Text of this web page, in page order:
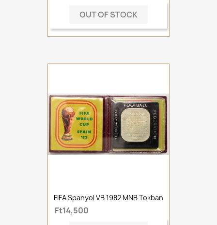
OUT OF STOCK
FIFA Spanyol VB 1982 MNB Tokban
Ft14,500